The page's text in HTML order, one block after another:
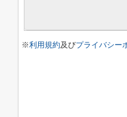
※利用規約及びプライバシー